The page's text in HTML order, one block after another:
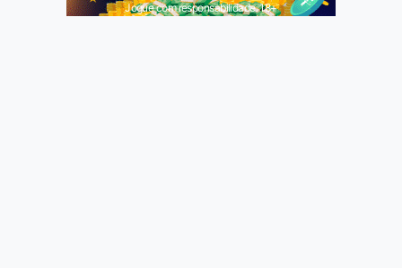
Jogue com responsabilidade. 18+